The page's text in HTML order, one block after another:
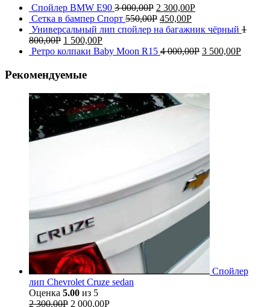
Спойлер BMW E90 3 000,00Р 2 300,00Р
Сетка в бампер Спорт 550,00Р 450,00Р
Универсальный лип спойлер на багажник чёрный 1
800,00Р 1 500,00Р
Ретро колпаки Baby Moon R15 4 000,00Р 3 500,00Р
Рекомендуемые
Спойлер
лип Chevrolet Cruze sedan
Оценка 5.00 из 5
2 300,00Р 2 000,00Р